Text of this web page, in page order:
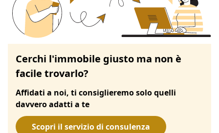
Cerchi l'immobile giusto ma non è
facile trovarlo?
Affidati a noi, ti consiglieremo solo quelli
davvero adatti a te
Scopri il servizio di consulenza